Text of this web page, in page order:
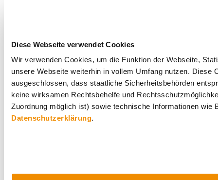
Diese Webseite verwendet Cookies
Wir verwenden Cookies, um die Funktion der Webseite,
unsere Webseite weiterhin in vollem Umfang nutzen.
ausgeschlossen, dass staatliche Sicherheitsbehörden
keine wirksamen Rechtsbehelfe und
Zuordnung möglich ist) sowie technische Informationen
Datenschutzerklärung.